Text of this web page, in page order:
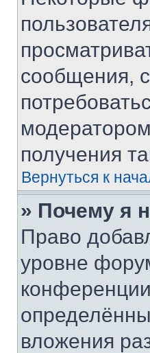
сообщения,
получения
Вернуться к
» Почему я
Право
уровне
вложения